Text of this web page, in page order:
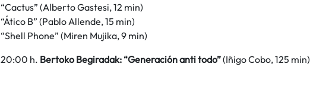
“Cactus” (Alberto Gastesi, 12 min)
“Ático B” (Pablo Allende, 15 min)
“Shell Phone” (Miren Mujika, 9 min)
20:00 h. Bertoko Begiradak: “Generación anti todo”(Iñigo Cobo, 125 min)